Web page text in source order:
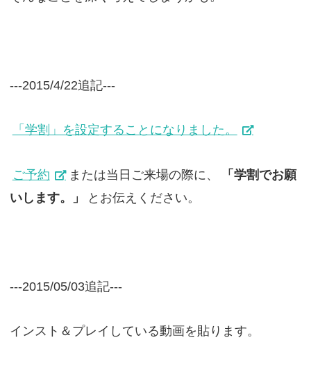
---2015/4/22追記---
「学割」を設定することになりました。
ご予約 または当日ご来場の際に、
「学割でお願
いします。」
とお伝えください。
---2015/05/03追記---
インスト＆プレイしている動画を貼ります。